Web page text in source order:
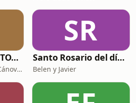
RECORTES DE HISTORIA Y CIENCIA
Fernando Marmaneu Cánovas
SR
Santo Rosario del día. 🙏 Reza con nosotros en castellano 🇪🇸
Belen y Javier